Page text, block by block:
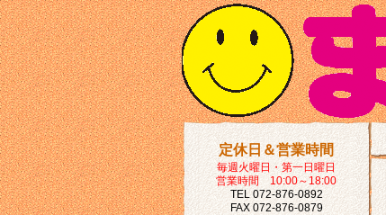
定休日＆営業時間
毎週火曜日・第一日曜日
営業時間 10:00～18:00
TEL 072-876-0892
FAX 072-876-0879